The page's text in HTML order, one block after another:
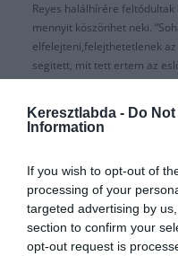
Keresztlabda - Do
Information
If you wish to opt-out of
processing of your
targeted advertising by
section to confirm your
opt-out request is
Reyes halálhírére
mennyit köszönhet neki.
elfelejteni,felejthetetlenek
segitett, mit tett ertem az
Casillas kapcsán elmondta,
és reméli, hogy újra játszani
adott meglepettségének.
képes Eden, ha most a
“Meglepő, hogy Hazard
évben nem nézték a Perimer